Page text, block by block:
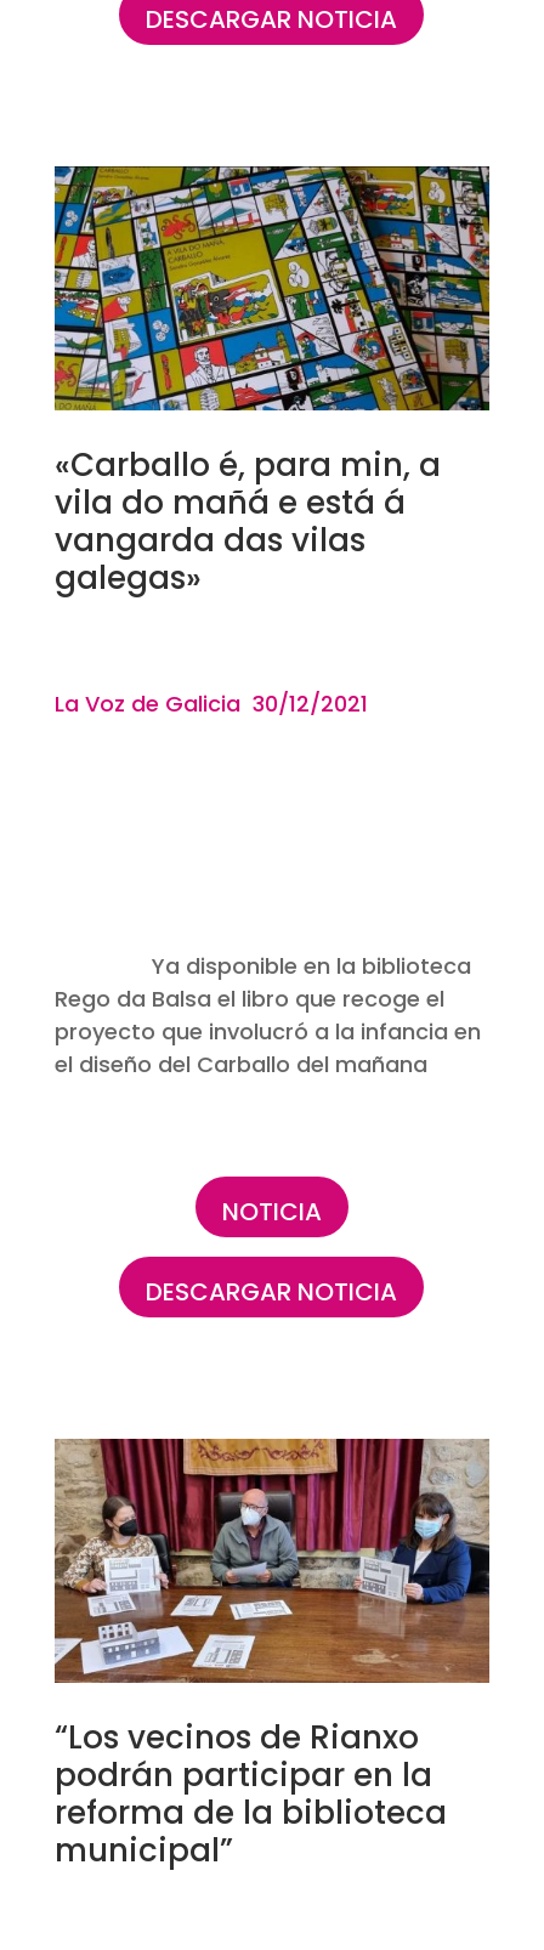
DESCARGAR NOTICIA
«Carballo é, para min, a
vila do mañá e está á
vangarda das vilas
galegas»
La Voz de Galicia 30/12/2021
Ya disponible en la biblioteca
Rego da Balsa el libro que recoge el
proyecto que involucró a la infancia en
el diseño del Carballo del mañana
NOTICIA
DESCARGAR NOTICIA
“Los vecinos de Rianxo
podrán participar en la
reforma de la biblioteca
municipal”